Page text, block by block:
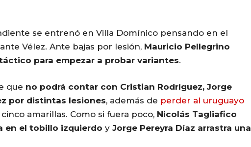
se entrenó en Villa Domínico pensando en el
Vélez. Ante bajas por lesión, Mauricio Pellegrino
para empezar a probar variantes.
que no podrá contar con Cristian Rodríguez, Jorge
por distintas lesiones, además de perder al uruguayo
amarillas. Como si fuera poco, Nicolás Tagliafico
en el tobillo izquierdo y Jorge Pereyra Díaz arrastra una